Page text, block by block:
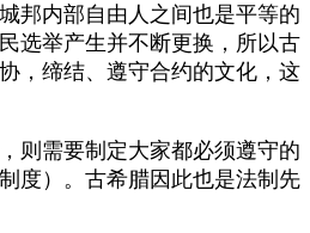
邦内部自由人之间也是平等的
选举产生并不断更换，所以古
，缔结、遵守合约的文化，这
则需要制定大家都必须遵守的
度）。古希腊因此也是法制先